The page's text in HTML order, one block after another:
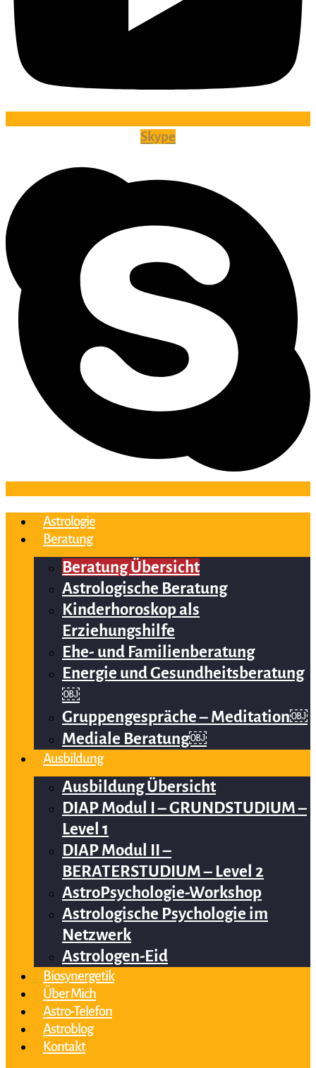
Skype
Astrologie
Beratung
Beratung Übersicht
Astrologische Beratung
Kinderhoroskop als
Erziehungshilfe
Ehe- und Familienberatung
Energie und Gesundheitsberatung
￼
Gruppengespräche – Meditation￼
Mediale Beratung￼
Ausbildung
Ausbildung Übersicht
DIAP Modul I – GRUNDSTUDIUM –
Level 1
DIAP Modul II –
BERATERSTUDIUM – Level 2
AstroPsychologie-Workshop
Astrologische Psychologie im
Netzwerk
Astrologen-Eid
Biosynergetik
Über Mich
Astro-Telefon
Astroblog
Kontakt